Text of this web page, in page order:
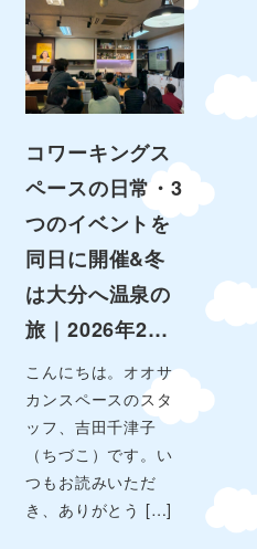
コワーキングス
ペースの日常・3
つのイベントを
同日に開催&冬
は大分へ温泉の
旅｜2026年2…
こんにちは。オオサ
カンスペースのスタ
ッフ、吉田千津子
（ちづこ）です。い
つもお読みいただ
き、ありがとう […]